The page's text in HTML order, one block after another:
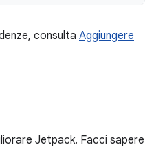
consulta Aggiungere
Jetpack. Facci sapere